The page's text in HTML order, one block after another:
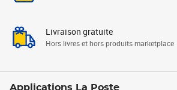
Livraison gratuite
Hors livres et hors produits marketplace
Applications La Poste